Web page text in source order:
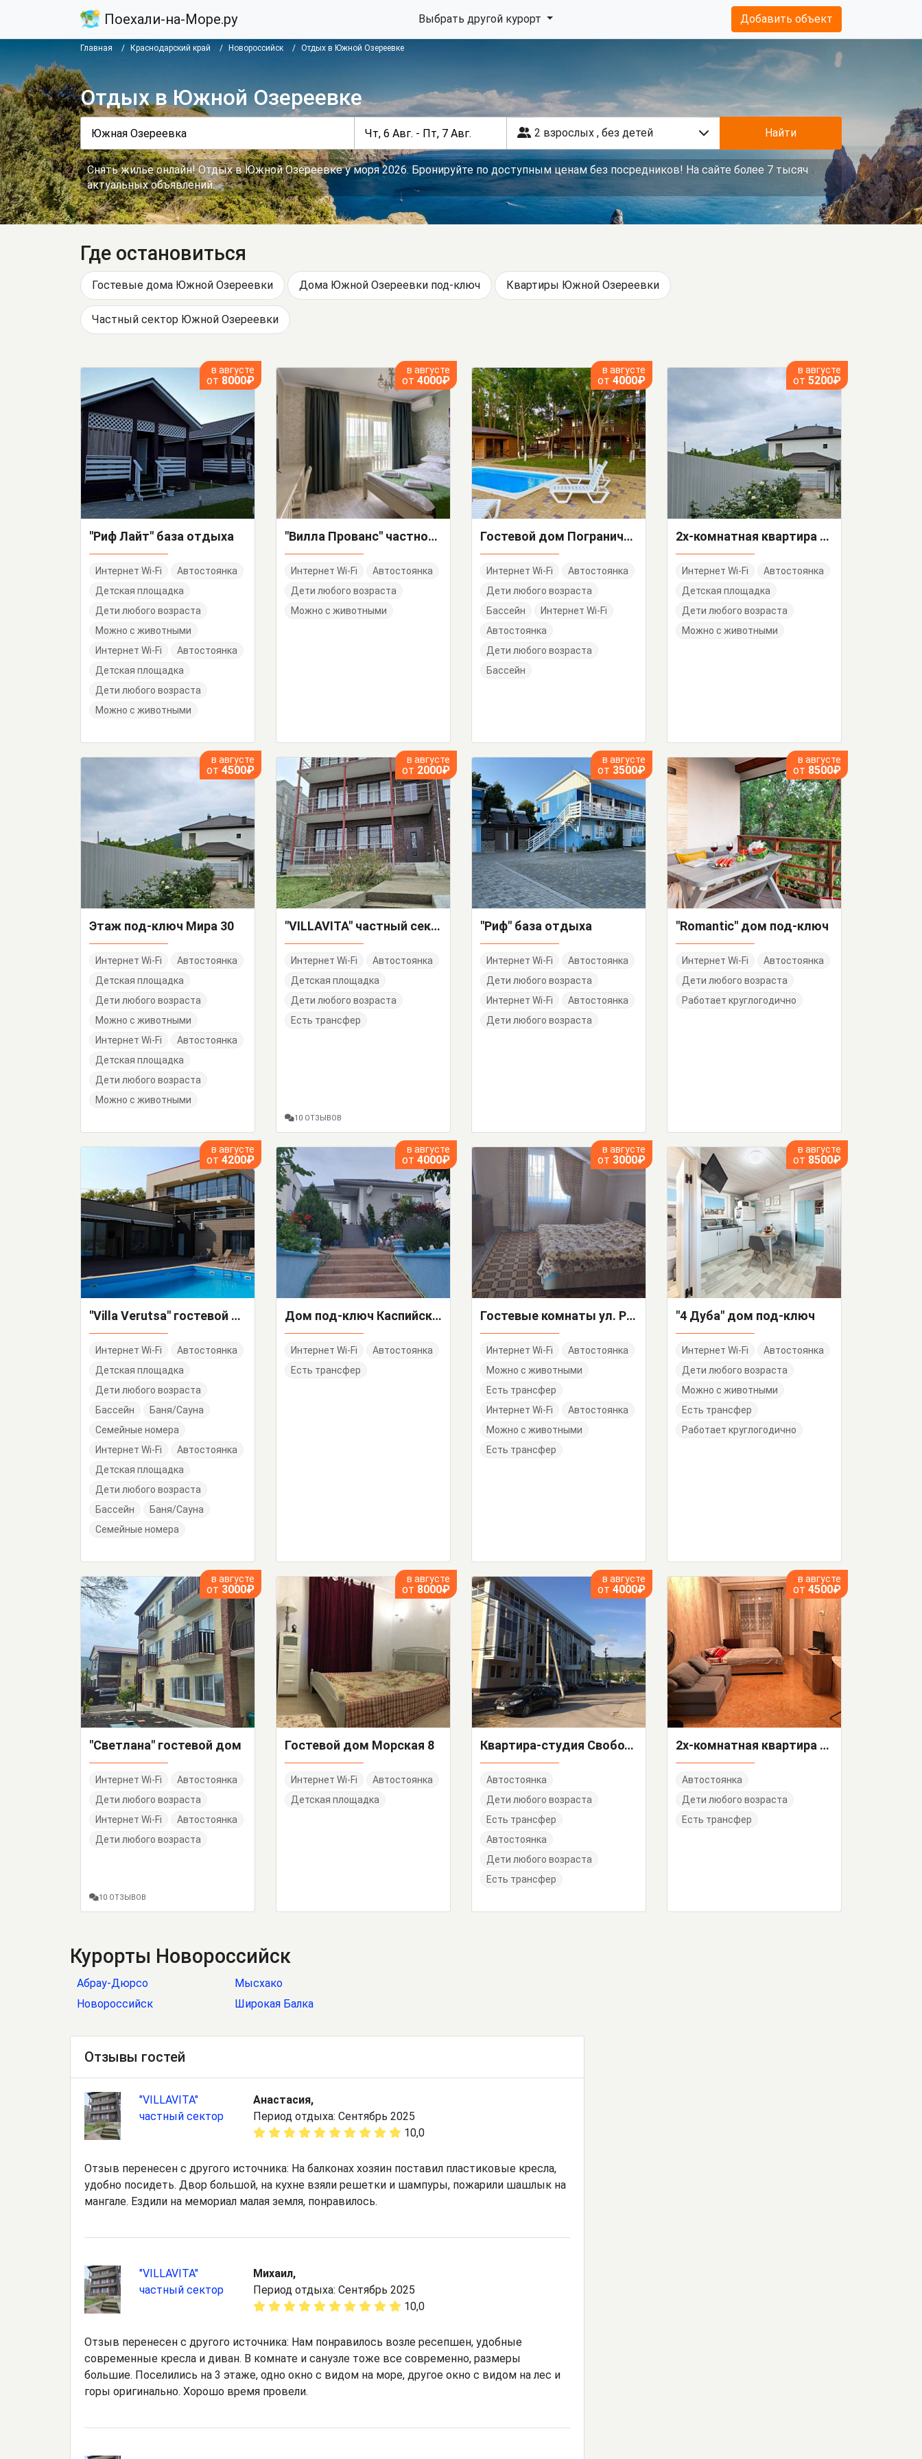
Поехали-на-Море.ру Выбрать другой курорт Добавить объект
Главная Краснодарский край Новороссийск Отдых в Южной Озереевке
Отдых в Южной Озереевке
2 взрослых , без детей Найти
Снять жилье онлайн! Отдых в Южной Озереевке у моря 2026. Бронируйте по доступным ценам без посредников! На сайте более 7 тысяч
актуальных объявлений.
Где остановиться
Гостевые дома Южной Озереевки Дома Южной Озереевки под-ключ Квартиры Южной Озереевки
Частный сектор Южной Озереевки
в августе
от 8000₽
"Риф Лайт" база отдыха
Интернет Wi-Fi
Автостоянка
Детская площадка
Дети любого возраста
Можно с животными
Интернет Wi-Fi
Автостоянка
Детская площадка
Дети любого возраста
Можно с животными
в августе
от 4000₽
"Вилла Прованс" частное домовладение
Интернет Wi-Fi
Автостоянка
Дети любого возраста
Можно с животными
в августе
от 4000₽
Гостевой дом Пограничная 6
Интернет Wi-Fi
Автостоянка
Дети любого возраста
Бассейн
Интернет Wi-Fi
Автостоянка
Дети любого возраста
Бассейн
в августе
от 5200₽
2х-комнатная квартира Мира 30
Интернет Wi-Fi
Автостоянка
Детская площадка
Дети любого возраста
Можно с животными
в августе
от 4500₽
Этаж под-ключ Мира 30
Интернет Wi-Fi
Автостоянка
Детская площадка
Дети любого возраста
Можно с животными
Интернет Wi-Fi
Автостоянка
Детская площадка
Дети любого возраста
Можно с животными
в августе
от 2000₽
"VILLAVITA" частный сектор
Интернет Wi-Fi
Автостоянка
Детская площадка
Дети любого возраста
Есть трансфер
10 ОТЗЫВОВ
в августе
от 3500₽
"Риф" база отдыха
Интернет Wi-Fi
Автостоянка
Дети любого возраста
Интернет Wi-Fi
Автостоянка
Дети любого возраста
в августе
от 8500₽
"Romantic" дом под-ключ
Интернет Wi-Fi
Автостоянка
Дети любого возраста
Работает круглогодично
в августе
от 4200₽
"Villa Verutsa" гостевой дом
Интернет Wi-Fi
Автостоянка
Детская площадка
Дети любого возраста
Бассейн
Баня/Сауна
Семейные номера
Интернет Wi-Fi
Автостоянка
Детская площадка
Дети любого возраста
Бассейн
Баня/Сауна
Семейные номера
в августе
от 4000₽
Дом под-ключ Каспийская 23
Интернет Wi-Fi
Автостоянка
Есть трансфер
в августе
от 3000₽
Гостевые комнаты ул. Рубежная
Интернет Wi-Fi
Автостоянка
Можно с животными
Есть трансфер
Интернет Wi-Fi
Автостоянка
Можно с животными
Есть трансфер
в августе
от 8500₽
"4 Дуба" дом под-ключ
Интернет Wi-Fi
Автостоянка
Дети любого возраста
Можно с животными
Есть трансфер
Работает круглогодично
в августе
от 3000₽
"Светлана" гостевой дом
Интернет Wi-Fi
Автостоянка
Дети любого возраста
Интернет Wi-Fi
Автостоянка
Дети любого возраста
10 ОТЗЫВОВ
в августе
от 8000₽
Гостевой дом Морская 8
Интернет Wi-Fi
Автостоянка
Детская площадка
в августе
от 4000₽
Квартира-студия Свободы 69
Автостоянка
Дети любого возраста
Есть трансфер
Автостоянка
Дети любого возраста
Есть трансфер
в августе
от 4500₽
2х-комнатная квартира Свободы 69
Автостоянка
Дети любого возраста
Есть трансфер
Курорты Новороссийск
Абрау-Дюрсо
Мысхако
Новороссийск
Широкая Балка
Отзывы гостей
"VILLAVITA"
частный сектор
Анастасия,
Период отдыха: Сентябрь 2025
10,0
Отзыв перенесен с другого источника: На балконах хозяин поставил пластиковые кресла,
удобно посидеть. Двор большой, на кухне взяли решетки и шампуры, пожарили шашлык на
мангале. Ездили на мемориал малая земля, понравилось.
"VILLAVITA"
частный сектор
Михаил,
Период отдыха: Сентябрь 2025
10,0
Отзыв перенесен с другого источника: Нам понравилось возле ресепшен, удобные
современные кресла и диван. В комнате и санузле тоже все современно, размеры
большие. Поселились на 3 этаже, одно окно с видом на море, другое окно с видом на лес и
горы оригинально. Хорошо время провели.